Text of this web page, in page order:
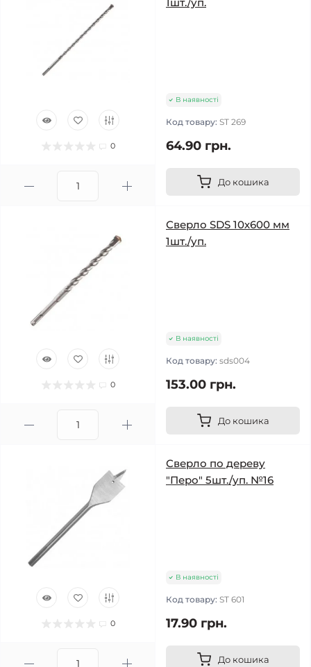
0
В наявності
Код товару: ST 269
64.90 грн.
До кошика
0
Сверло SDS 10х600 мм
1шт./уп.
В наявності
Код товару: sds004
153.00 грн.
До кошика
0
Сверло по дереву
"Перо" 5шт./уп. №16
В наявності
Код товару: ST 601
17.90 грн.
До кошика